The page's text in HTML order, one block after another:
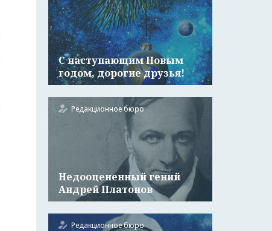
С наступающим Новым
годом, дорогие друзья!
Редакционное бюро
Недооцененный гений
Андрей Платонов
Редакционное бюро